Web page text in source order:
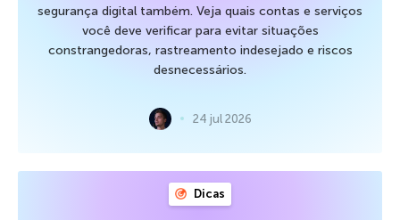
segurança digital também. Veja quais contas e serviços
você deve verificar para evitar situações
constrangedoras, rastreamento indesejado e riscos
desnecessários.
24 jul 2026
Dicas